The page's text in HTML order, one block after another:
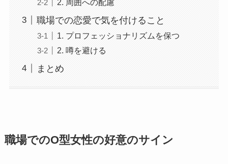
2. 周囲への配慮
職場での恋愛で気を付けること
1. プロフェッショナリズムを保つ
2. 噂を避ける
まとめ
職場でのO型女性の好意のサイン